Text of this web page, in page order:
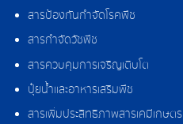
สารป้องกันกำจัดโรคพืช
สารกำจัดวัชพืช
สารควบคุมการเจริญเติบโต
ปุ๋ยน้ำและอาหารเสริมพืช
สารเพิ่มประสิทธิภาพสารเคมีเกษตร